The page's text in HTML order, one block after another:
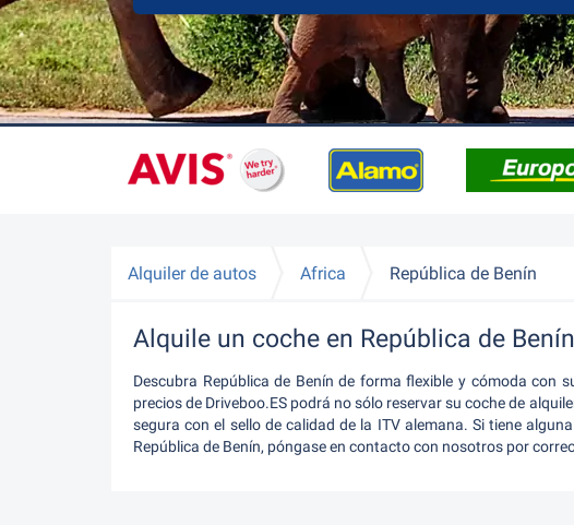
Alquiler de autos Africa República de Benín
Alquile un coche en República de
Descubra República de Benín de forma flexible y cómoda con
precios de Driveboo.ES podrá no sólo reservar su coche de
segura con el sello de calidad de la ITV alemana. Si tiene
República de Benín, póngase en contacto con nosotros por